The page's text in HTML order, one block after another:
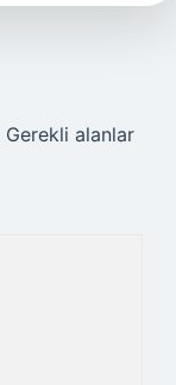
Gerekli alanlar